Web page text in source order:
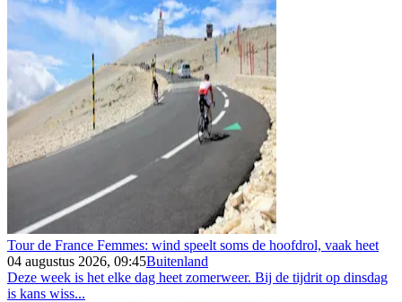
Tour de France Femmes: wind speelt soms de hoofdrol, vaak heet
04 augustus 2026, 09:45Buitenland
Deze week is het elke dag heet zomerweer. Bij de tijdrit op dinsdag
is kans wiss...